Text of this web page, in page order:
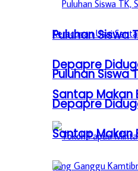
Puluhan Siswa
Depapre
Santap Makan
Puluhan Siswa
Depapre
Santap Makan